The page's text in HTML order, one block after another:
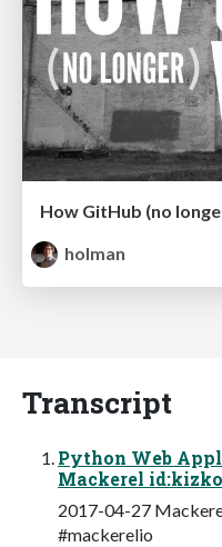
How GitHub (no
holman
Transcript
Python Web
Mackerel
2017-04-27
#mackerelio